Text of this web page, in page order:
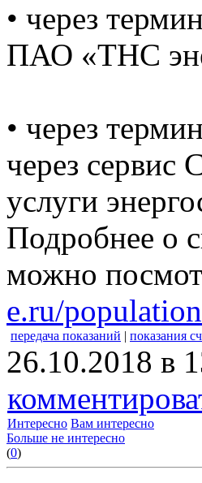
• через
ПАО «ТНС
• через
через сервис
услуги
Подробнее о
можно
e.ru/
передача показаний | показания
26.10.2018 в
Интересно Вам интересно
Больше не интересно
(0)